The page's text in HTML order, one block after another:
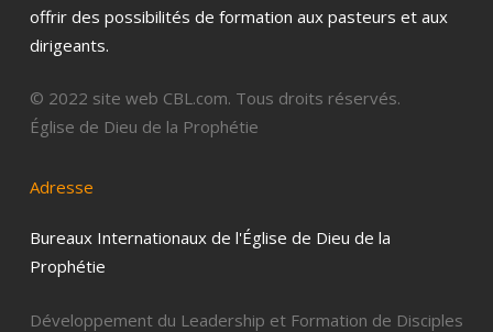
offrir des possibilités de formation aux pasteurs et aux
dirigeants.
© 2022 site web CBL.com. Tous droits réservés.
Église de Dieu de la Prophétie
Adresse
Bureaux Internationaux de l'Église de Dieu de la
Prophétie
Développement du Leadership et Formation de Disciples